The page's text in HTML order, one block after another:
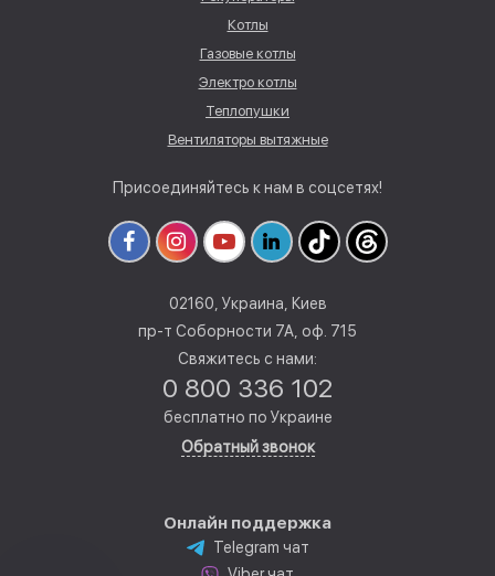
Котлы
Газовые котлы
Электро котлы
Теплопушки
Вентиляторы вытяжные
Присоединяйтесь к нам в соцсетях!
02160, Украина, Киев
пр-т Соборности 7А, оф. 715
Свяжитесь с нами:
0 800 336 102
бесплатно по Украине
Обратный звонок
Онлайн поддержка
Telegram чат